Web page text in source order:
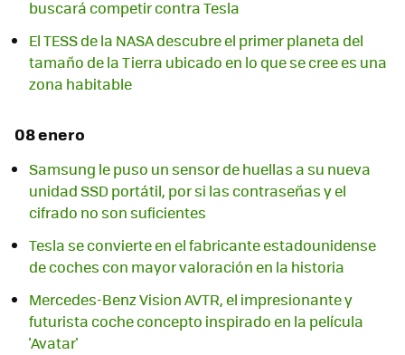
buscará competir contra Tesla
El TESS de la NASA descubre el primer planeta del
tamaño de la Tierra ubicado en lo que se cree es una
zona habitable
08 enero
Samsung le puso un sensor de huellas a su nueva
unidad SSD portátil, por si las contraseñas y el
cifrado no son suficientes
Tesla se convierte en el fabricante estadounidense
de coches con mayor valoración en la historia
Mercedes-Benz Vision AVTR, el impresionante y
futurista coche concepto inspirado en la película
'Avatar'